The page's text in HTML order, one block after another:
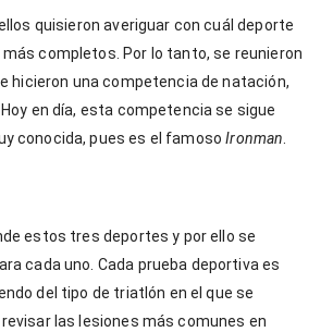
quisieron averiguar con cuál deporte
completos. Por lo tanto, se reunieron
hicieron una competencia de natación,
en día, esta competencia se sigue
conocida, pues es el famosoIronman
estos tres deportes y por ello se
cada uno. Cada prueba deportiva es
del tipo de triatlón en el que se
las lesiones más comunes en